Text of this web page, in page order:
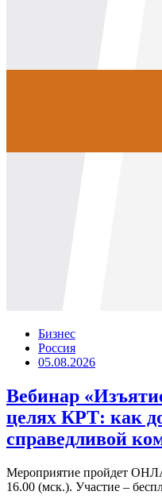
Бизнес
Россия
05.08.2026
Вебинар
целях КРТ: как
справедливой
Мероприятие пройдет
16.00 (мск.). Участие –